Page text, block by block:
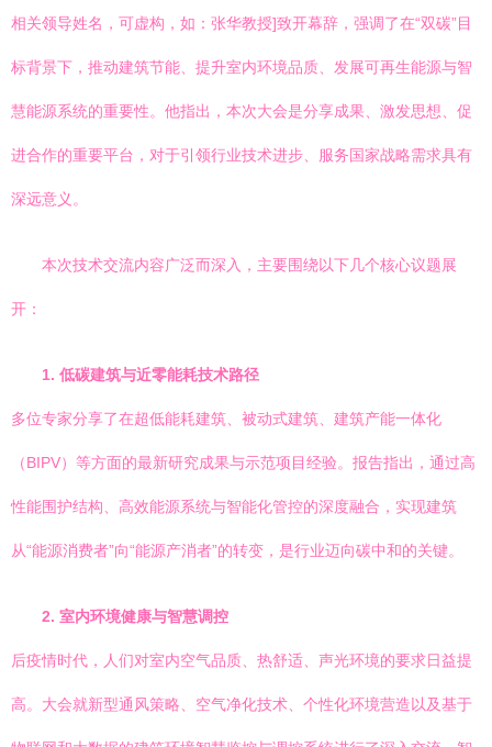
相关领导姓名，可虚构，如：张华教授]致开幕辞，强调了在“双碳”目
标背景下，推动建筑节能、提升室内环境品质、发展可再生能源与智
慧能源系统的重要性。他指出，本次大会是分享成果、激发思想、促
进合作的重要平台，对于引领行业技术进步、服务国家战略需求具有
深远意义。
本次技术交流内容广泛而深入，主要围绕以下几个核心议题展
开：
1. 低碳建筑与近零能耗技术路径
多位专家分享了在超低能耗建筑、被动式建筑、建筑产能一体化
（BIPV）等方面的最新研究成果与示范项目经验。报告指出，通过高
性能围护结构、高效能源系统与智能化管控的深度融合，实现建筑
从“能源消费者”向“能源产消者”的转变，是行业迈向碳中和的关键。
2. 室内环境健康与智慧调控
后疫情时代，人们对室内空气品质、热舒适、声光环境的要求日益提
高。大会就新型通风策略、空气净化技术、个性化环境营造以及基于